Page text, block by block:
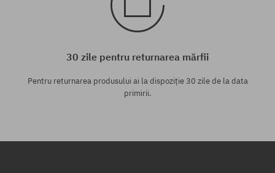
30 zile pentru returnarea mărfii
Pentru returnarea produsului ai la dispoziție 30 zile de la data
primirii.